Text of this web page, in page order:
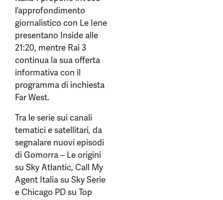
l’approfondimento
giornalistico con Le Iene
presentano Inside alle
21:20, mentre Rai 3
continua la sua offerta
informativa con il
programma di inchiesta
Far West.
Tra le serie sui canali
tematici e satellitari, da
segnalare nuovi episodi
di Gomorra – Le origini
su Sky Atlantic, Call My
Agent Italia su Sky Serie
e Chicago PD su Top